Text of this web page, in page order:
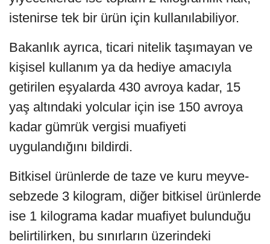
istenirse tek bir ürün için kullanılabiliyor.
Bakanlık ayrıca, ticari nitelik taşımayan ve
kişisel kullanım ya da hediye amacıyla
getirilen eşyalarda 430 avroya kadar, 15
yaş altındaki yolcular için ise 150 avroya
kadar gümrük vergisi muafiyeti
uygulandığını bildirdi.
Bitkisel ürünlerde de taze ve kuru meyve-
sebzede 3 kilogram, diğer bitkisel ürünlerde
ise 1 kilograma kadar muafiyet bulunduğu
belirtilirken, bu sınırların üzerindeki